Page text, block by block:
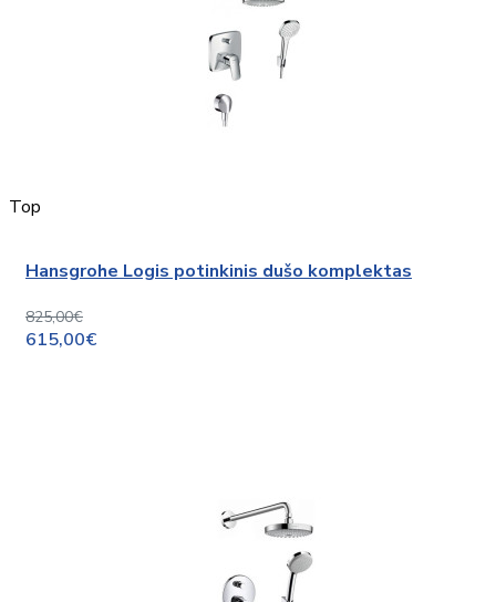
Top
Hansgrohe Logis potinkinis dušo komplektas
825,00€
615,00€